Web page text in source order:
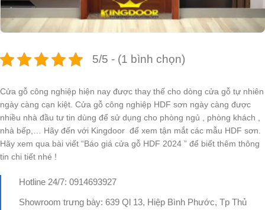
5/5 - (1 bình chọn)
Cửa gỗ công nghiệp hiện nay được thay thế cho dòng cửa gỗ tự nhiên
ngày càng cạn kiệt. Cửa gỗ công nghiệp HDF sơn ngày càng được
nhiều nhà đầu tư tin dùng để sử dụng cho phòng ngủ , phòng khách ,
nhà bếp,… Hãy đến với Kingdoor để xem tận mắt các mẫu HDF sơn.
Hãy xem qua bài viết “Báo giá cửa gỗ HDF 2024 ” để biết thêm thông
tin chi tiết nhé !
Hotline 24/7: 0914693927
Showroom trưng bày: 639 Ql 13, Hiệp Bình Phước, Tp Thủ